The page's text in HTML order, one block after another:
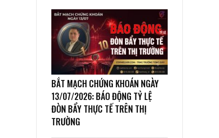
BẮT MẠCH CHỨNG KHOÁN NGÀY
13/07/2026: BÁO ĐỘNG TỶ LỆ
ĐÒN BẨY THỰC TẾ TRÊN THỊ
TRƯỜNG